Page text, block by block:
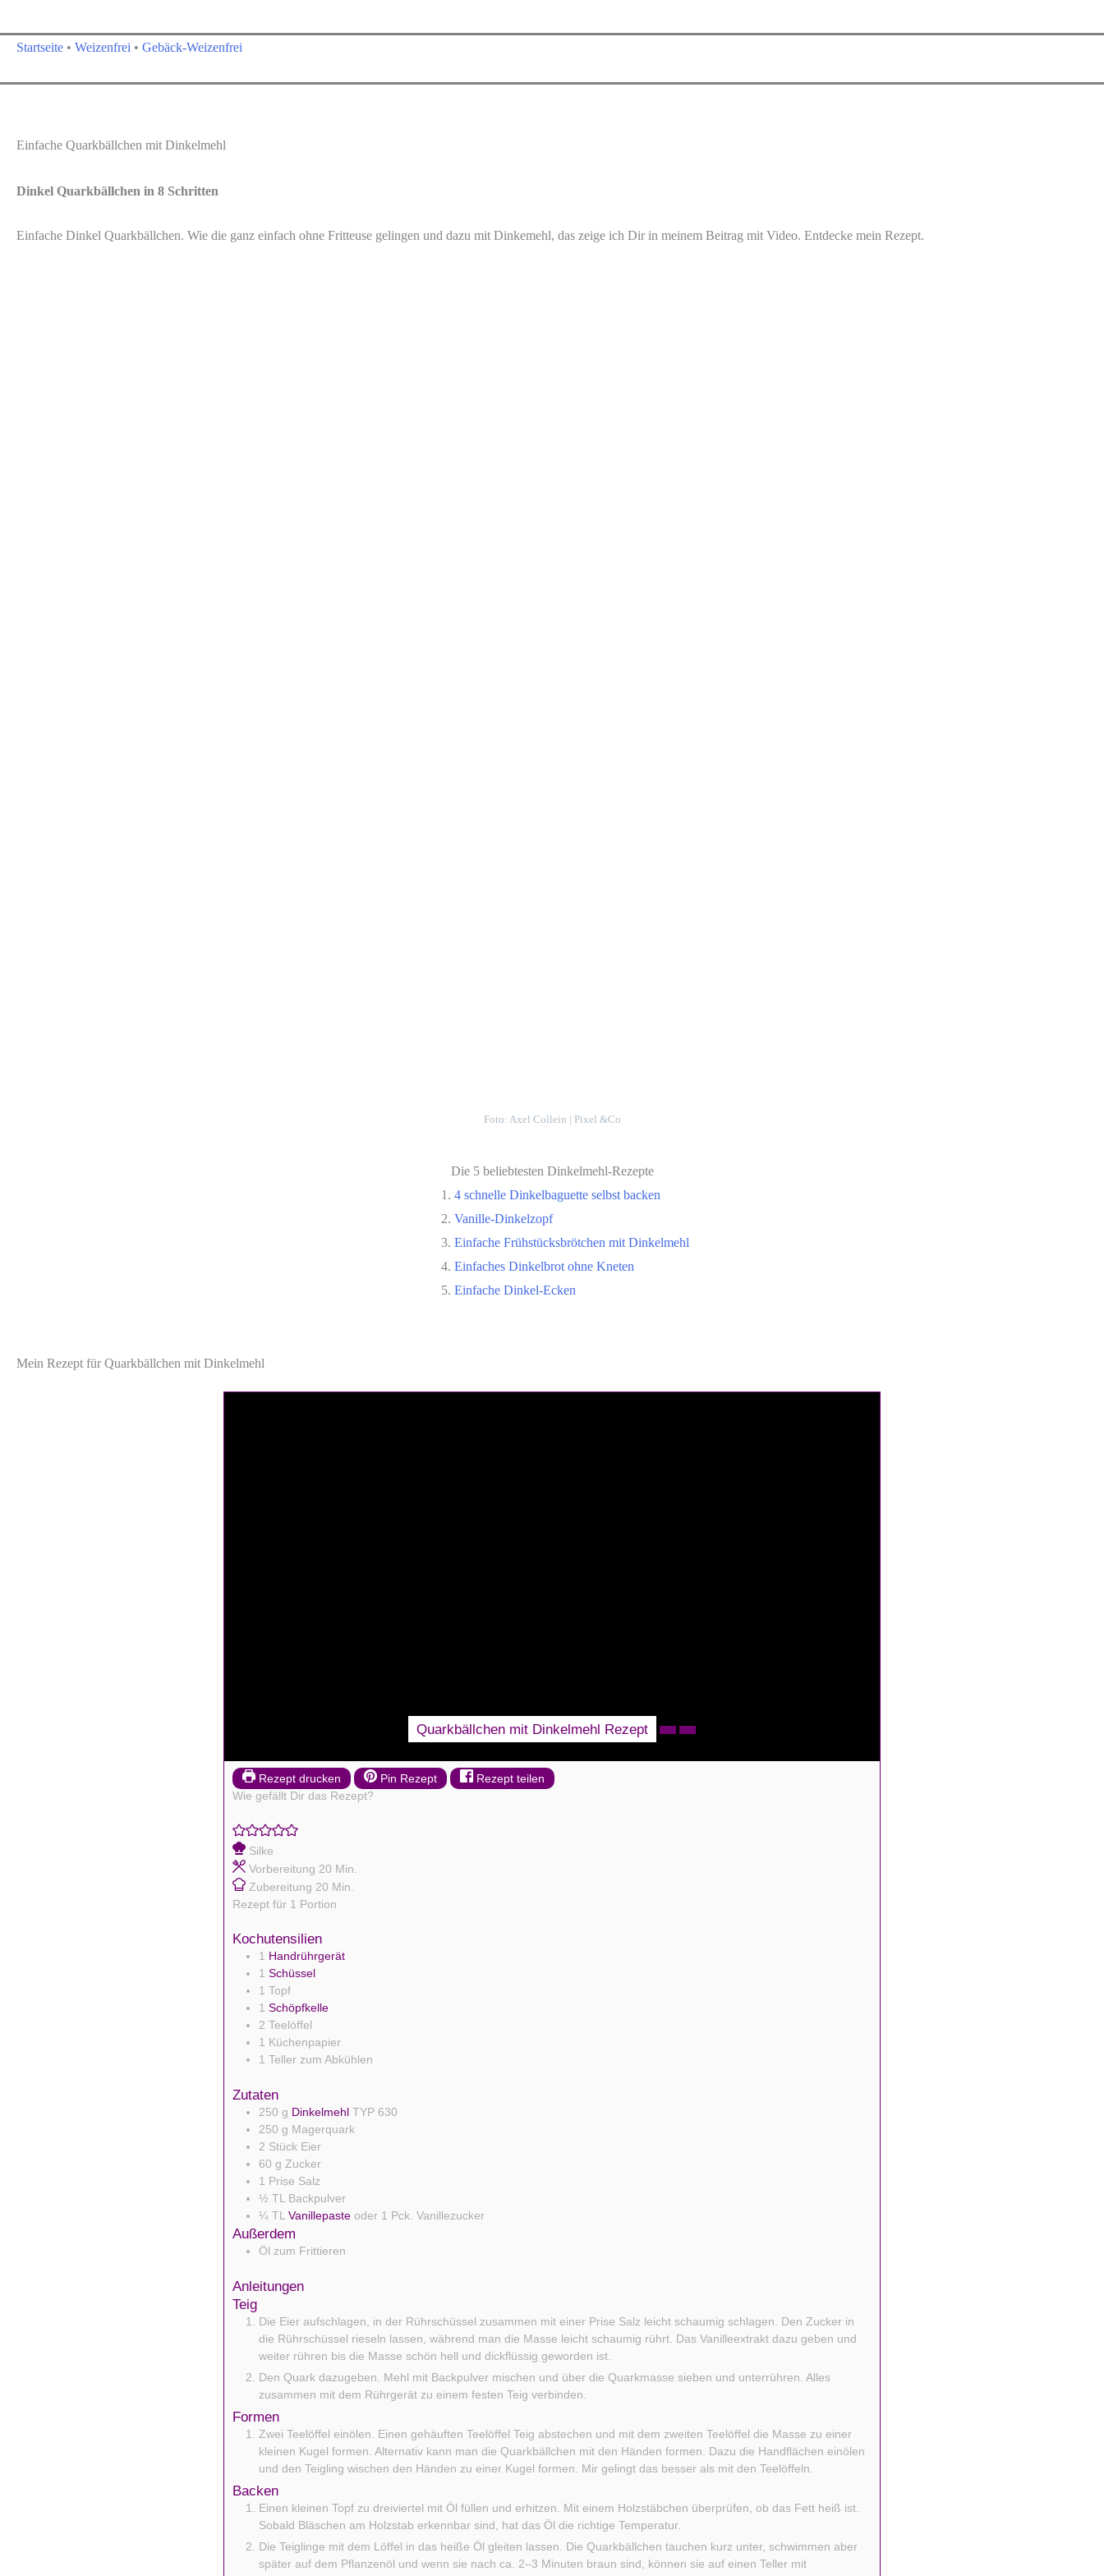
Startseite • Weizenfrei • Gebäck-Weizenfrei
Einfache Quarkbällchen mit Dinkelmehl
Dinkel Quarkbällchen in 8 Schritten
Einfache Dinkel Quarkbällchen. Wie die ganz einfach ohne Fritteuse gelingen und dazu mit Dinkemehl, das zeige ich Dir in meinem Beitrag mit Video. Entdecke mein Rezept.
Foto: Axel Collein | Pixel &Co
Die 5 beliebtesten Dinkelmehl-Rezepte
4 schnelle Dinkelbaguette selbst backen
Vanille-Dinkelzopf
Einfache Frühstücksbrötchen mit Dinkelmehl
Einfaches Dinkelbrot ohne Kneten
Einfache Dinkel-Ecken
Mein Rezept für Quarkbällchen mit Dinkelmehl
Quarkbällchen mit Dinkelmehl Rezept
Rezept drucken Pin Rezept
Rezept teilen
Wie gefällt Dir das Rezept?
Silke
Vorbereitung 20 Minuten
Min.
Zubereitung 20 Minuten
Min.
Rezept für 1 Portion
Kochutensilien
1 Handrührgerät
1 Schüssel
1 Topf
1 Schöpfkelle
2 Teelöffel
1 Küchenpapier
1 Teller zum Abkühlen
Zutaten
250 g Dinkelmehl TYP 630
250 g Magerquark
2 Stück Eier
60 g Zucker
1 Prise Salz
½ TL Backpulver
¼ TL Vanillepaste oder 1 Pck. Vanillezucker
Außerdem
Öl zum Frittieren
Anleitungen
Teig
Die Eier aufschlagen, in der Rührschüssel zusammen mit einer Prise Salz leicht schaumig schlagen. Den Zucker in
die Rührschüssel rieseln lassen, während man die Masse leicht schaumig rührt. Das Vanilleextrakt dazu geben und
weiter rühren bis die Masse schön hell und dickflüssig geworden ist.
Den Quark dazugeben. Mehl mit Backpulver mischen und über die Quarkmasse sieben und unterrühren. Alles
zusammen mit dem Rührgerät zu einem festen Teig verbinden.
Formen
Zwei Teelöffel einölen. Einen gehäuften Teelöffel Teig abstechen und mit dem zweiten Teelöffel die Masse zu einer
kleinen Kugel formen. Alternativ kann man die Quarkbällchen mit den Händen formen. Dazu die Handflächen einölen
und den Teigling wischen den Händen zu einer Kugel formen. Mir gelingt das besser als mit den Teelöffeln.
Backen
Einen kleinen Topf zu dreiviertel mit Öl füllen und erhitzen. Mit einem Holzstäbchen überprüfen, ob das Fett heiß ist.
Sobald Bläschen am Holzstab erkennbar sind, hat das Öl die richtige Temperatur.
Die Teiglinge mit dem Löffel in das heiße Öl gleiten lassen. Die Quarkbällchen tauchen kurz unter, schwimmen aber
später auf dem Pflanzenöl und wenn sie nach ca. 2–3 Minuten braun sind, können sie auf einen Teller mit